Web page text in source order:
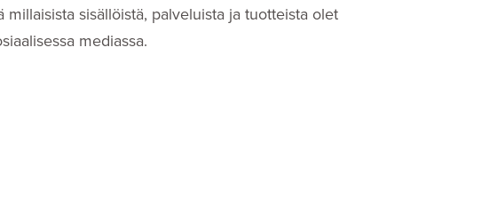
sisällöistä, palveluista ja tuotteista olet
mediassa.